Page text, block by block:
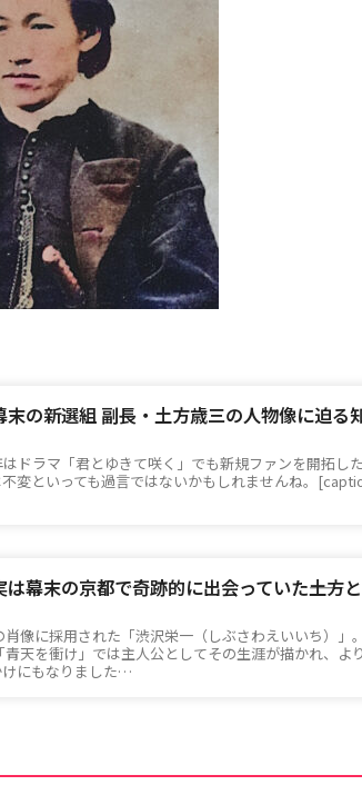
の新選組 副長・土方歳三の人物像に迫る
ドラマ「君とゆきて咲く」でも新規ファンを開拓した
変といっても過言ではないかもしれませんね。
幕末の京都で奇跡的に出会っていた――土方と
像に採用された「渋沢栄一（しぶさわえいいち）」。
天を衝け」では主人公としてその生涯が描かれ、より
けにもなりました…